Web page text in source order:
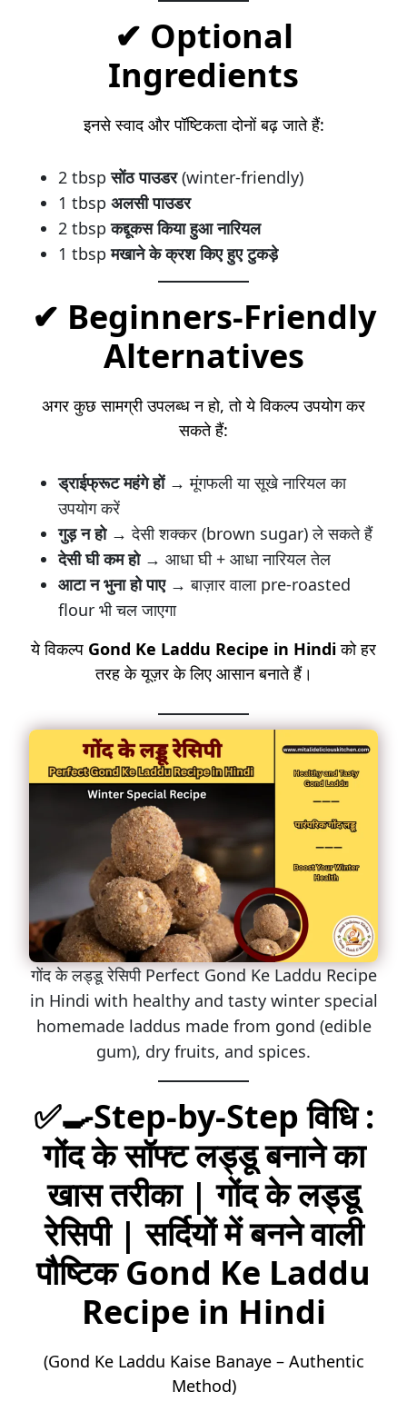
✔ Optional
Ingredients
इनसे स्वाद और पॉष्टिकता दोनों बढ़ जाते हैं:
2 tbspसोंठ पाउडर(winter-friendly)
1 tbsp अलसी पाउडर
2 tbspकद्दूकस किया हुआ नारियल
1 tbspमखाने के क्रश किए हुए टुकड़े
✔ Beginners-Friendly
Alternatives
अगर कुछ सामग्री उपलब्ध न हो, तो ये विकल्प उपयोग कर
सकते हैं:
ड्राईफ्रूट महंगे हों→ मूंगफली या सूखे नारियल का
उपयोग करें
गुड़ न हो→ देसी शक्कर (brown sugar) ले सकते हैं
देसी घी कम हो→ आधा घी + आधा नारियल तेल
आटा न भुना हो पाए→ बाज़ार वाला pre-roasted
flour भी चल जाएगा
ये विकल्प Gond Ke Laddu Recipe in Hindiको हर
तरह के यूज़र के लिए आसान बनाते हैं।
गोंद के लड्डू रेसिपी Perfect Gond Ke Laddu Recipe
in Hindi with healthy and tasty winter special
homemade laddus made from gond (edible
gum), dry fruits, and spices.
✅🍳Step-by-Step विधि :
गोंद के सॉफ्ट लड्डू बनाने का
खास तरीका| गोंद के लड्डू
रेसिपी | सर्दियों में बनने वाली
पौष्टिक Gond Ke Laddu
Recipe in Hindi
(Gond Ke Laddu Kaise Banaye – Authentic
Method)